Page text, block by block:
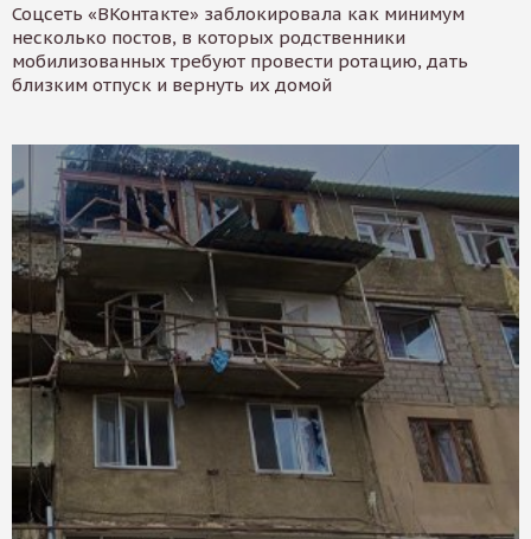
Соцсеть «ВКонтакте» заблокировала как минимум
несколько постов, в которых родственники
мобилизованных требуют провести ротацию, дать
близким отпуск и вернуть их домой